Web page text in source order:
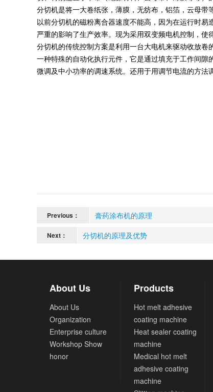
分切机是将一大卷纸张，薄膜，无纺布，铝箔，云母带
以前分切机的磁粉离合器速度不能高，因为在运行时易
严重的影响了生产效率。现为采用双变频电机控制，使
分切机的传统控制方案是利用一台大电机来驱动收放
一种特殊的自动化执行元件，它是通过填充于工作间
微调及中小功率的调速系统。还用于用调节电流的方法
Previous： 膏药涂布机的原理
Next： 分切机的原理及优势
About Us
About Us
Organization
Enterprise culture
Workshop Show
honor
Products
Hot melt adhesive
coating machine
Heat sealer coating
machine
Medical hot melt
adhesive coating
machine